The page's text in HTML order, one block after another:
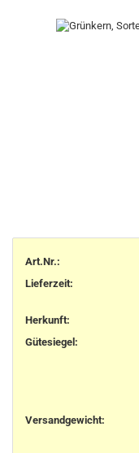
Art.Nr.:
Lieferzeit:
Herkunft:
Gütesiegel:
Versandgewicht: